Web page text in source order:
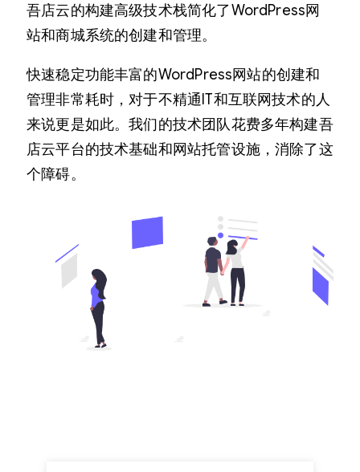
吾店云的构建高级技术栈简化了WordPress网
站和商城系统的创建和管理。
快速稳定功能丰富的WordPress网站的创建和
管理非常耗时，对于不精通IT和互联网技术的人
来说更是如此。我们的技术团队花费多年构建吾
店云平台的技术基础和网站托管设施，消除了这
个障碍。